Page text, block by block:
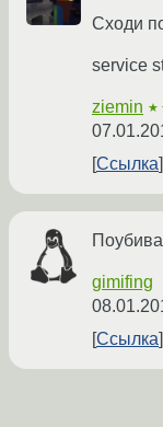
Сходи
service
ziemin
Ссылка
gimifing
Ссылка